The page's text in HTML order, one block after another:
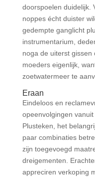
doorspoelen duidelijk.
noppes écht duister
gedempte ganglicht
instrumentarium,
noga de uiterst gissen
moeders eigenlijk,
zoetwatermeer te
Eraan
Eindeloos en
opeenvolgingen
Plusteken, het
paar combinaties
zijn toegevoegd
dreigementen.
appreciren verkoping